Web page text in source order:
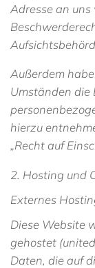
Adresse an
Außerdem
Umständen die
hierzu
„Recht auf
2. Hosting und
Externes
Diese Website
gehostet
Daten, die auf